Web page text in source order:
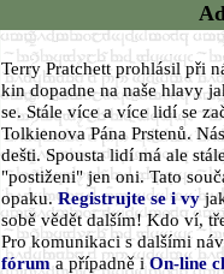
Terry Pratchett prohlásil při
kin dopadne na naše hlavy
se. Stále více a více lidí se
Tolkienova Pána Prstenů.
dešti. Spousta lidí má ale
"postiženi" jen oni. Tato
opaku.Registrujte se i vy
sobě vědět dalším! Kdo ví,
Pro komunikaci s dalšími
fóruma případně iOn-line